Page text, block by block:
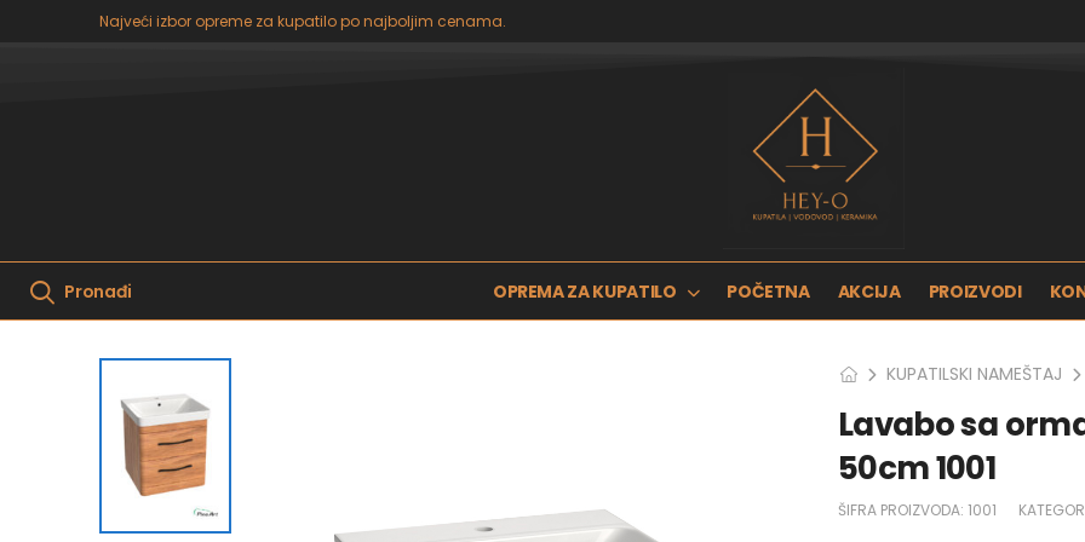
Najveći izbor opreme za kupatilo po najboljim cenama.
Pronađi OPREMA ZA KUPATILO POČETNA AKCIJA PROIZVODI
KUPATILSKI NAMEŠTAJ
Lavabo sa
50cm 1001
ŠIFRA PROIZVODA: 1001